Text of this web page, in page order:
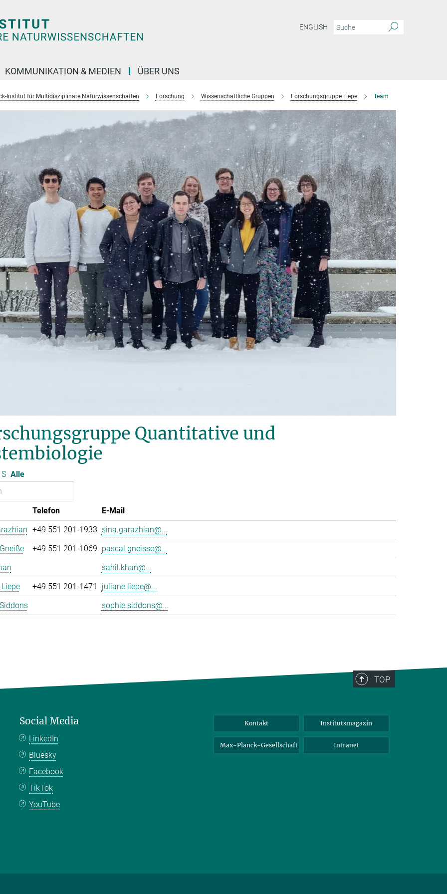
ENGLISH
KOMMUNIKATION & MEDIEN ÜBER UNS
Institut für Multidisziplinäre Naturwissenschaften Forschung Wissenschaftliche Gruppen Forschungsgruppe Liepe Team
Quantitative und
S Alle
Telefon
E-Mail
+49 551 201-1933 sina.garazhian@...
+49 551 201-1069 pascal.gneisse@...
sahil.khan@...
+49 551 201-1471
juliane.liepe@...
sophie.siddons@...
TOP
Social Media
LinkedIn
Bluesky
Facebook
TikTok
YouTube
Kontakt Institutsmagazin
Max-Planck-Gesellschaft Intranet